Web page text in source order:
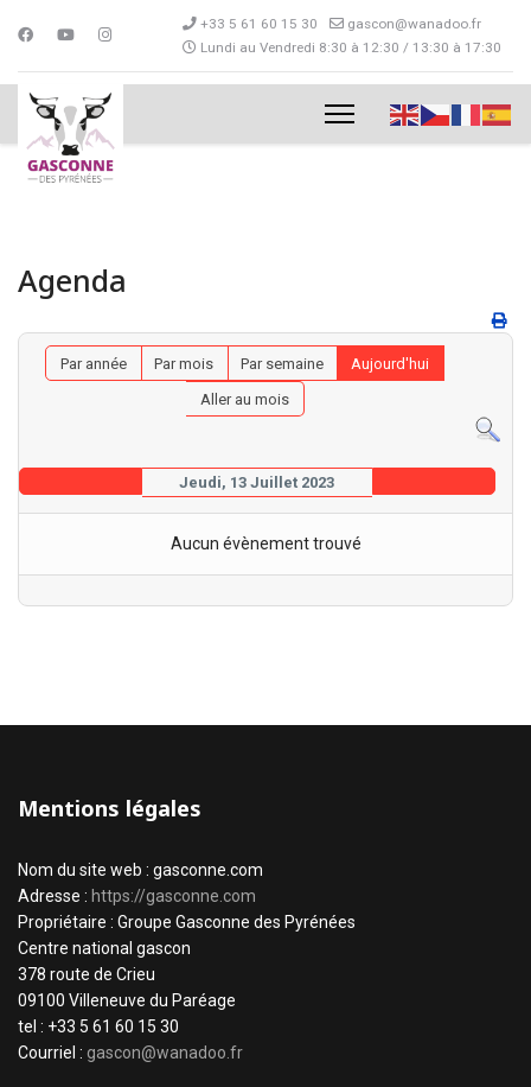
+33 5 61 60 15 30
gascon@wanadoo.fr
Lundi au Vendredi 8:30 à 12:30 / 13:30 à 17:30
Agenda
Par année Par mois Par semaine
Aujourd'hui
Aller au mois
Jeudi, 13 Juillet 2023
Aucun évènement trouvé
Mentions légales
Nom du site web : gasconne.com
Adresse : https://gasconne.com
Propriétaire : Groupe Gasconne des Pyrénées
Centre national gascon
378 route de Crieu
09100 Villeneuve du Paréage
tel : +33 5 61 60 15 30
Courriel : gascon@wanadoo.fr